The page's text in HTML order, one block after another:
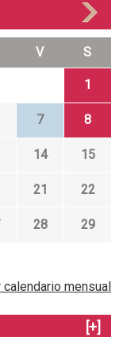
V S
1
7 8
14 15
21 22
28 29
calendario mensual
[+]